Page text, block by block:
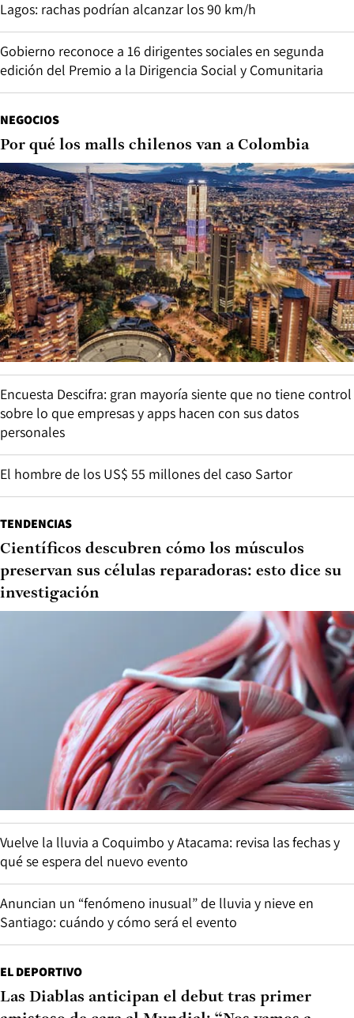
Lagos: rachas podrían alcanzar los 90 km/h
Gobierno reconoce a 16 dirigentes sociales en segunda
edición del Premio a la Dirigencia Social y Comunitaria
NEGOCIOS
Por qué los malls chilenos van a Colombia
Encuesta Descifra: gran mayoría siente que no tiene control
sobre lo que empresas y apps hacen con sus datos
personales
El hombre de los US$ 55 millones del caso Sartor
TENDENCIAS
Científicos descubren cómo los músculos
preservan sus células reparadoras: esto dice su
investigación
Vuelve la lluvia a Coquimbo y Atacama: revisa las fechas y
qué se espera del nuevo evento
Anuncian un “fenómeno inusual” de lluvia y nieve en
Santiago: cuándo y cómo será el evento
EL DEPORTIVO
Las Diablas anticipan el debut tras primer